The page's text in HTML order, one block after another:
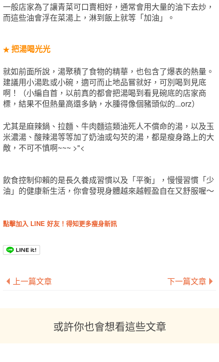
一般店家為了讓青菜可口賣相好，通常會用大量的油下去炒，
而這些油會浮在菜湯上，淋到飯上就等「加油」。
★ 把湯喝光光
就如前面所說，湯聚積了食物的精華，也包含了爆表的熱量。
建議用小湯匙或小碗，適可而止地品嘗就好，可別喝到見底
啊！（小編自首，以前真的都會把湯喝到看見碗底的店家商
標，結果不但熱量高還多鈉，水腫得像個豬頭似的...orz）
尤其是麻辣鍋、拉麵、牛肉麵這類油死人不償命的湯，以及玉
米濃湯、酸辣湯等等加了奶油或勾芡的湯，都是瘦身路上的大
敵，不可不慎啊~~~ >"<
飲食控制仰賴的是長久養成習慣以及「平衡」，慢慢習慣「少
油」的健康新生活，你會發現身體越來越輕盈自在又舒服喔～
點擊加入 LINE 好友！得知更多瘦身新訊
上一篇文章 下一篇文章
或許你也會想看這些文章